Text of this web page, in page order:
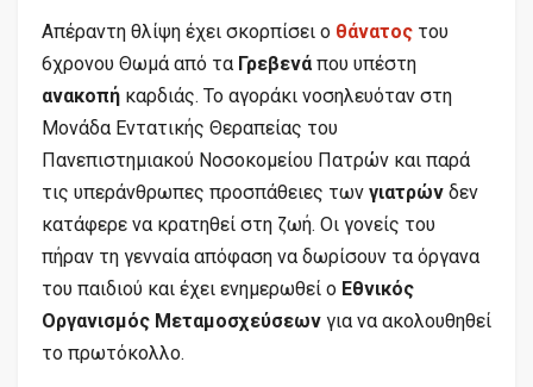
Απέραντη θλίψη έχει σκορπίσει ο θάνατος του
6χρονου Θωμά από τα Γρεβενά που υπέστη
ανακοπή καρδιάς. Το αγοράκι νοσηλευόταν στη
Μονάδα Εντατικής Θεραπείας του
Πανεπιστημιακού Νοσοκομείου Πατρών και παρά
τις υπεράνθρωπες προσπάθειες των γιατρών δεν
κατάφερε να κρατηθεί στη ζωή. Οι γονείς του
πήραν τη γενναία απόφαση να δωρίσουν τα όργανα
του παιδιού και έχει ενημερωθεί ο Εθνικός
Οργανισμός Μεταμοσχεύσεων για να ακολουθηθεί
το πρωτόκολλο.